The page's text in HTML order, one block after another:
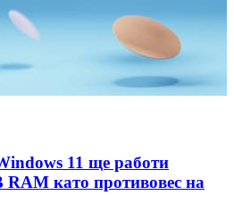
11 ще работи
RAM като противовес на